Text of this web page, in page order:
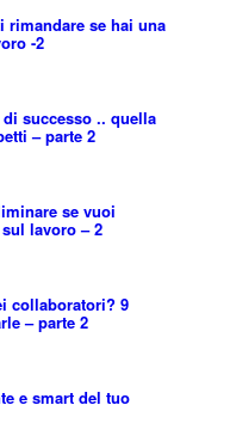
rimandare se hai una
-2
successo .. quella
– parte 2
se vuoi
lavoro – 2
collaboratori? 9
– parte 2
e smart del tuo